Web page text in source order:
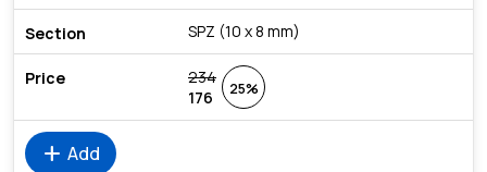
SPZ (10 x 8 mm)
234
176
25%
add Add